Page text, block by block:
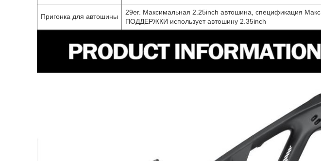
Пригонка для автошины
29er. Максимальная 2.25inch автошина, спецификация Макс
ПОДДЕРЖКИ использует автошину 2.35inch